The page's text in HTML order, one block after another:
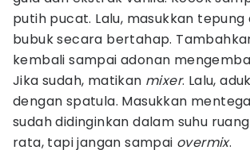
putih pucat. Lalu, masukkan tepung
bubuk secara bertahap.
kembali sampai adonan
Jika sudah, matikan mixer. Lalu,
dengan spatula. Masukkan
sudah didinginkan dalam suhu
rata, tapi jangan sampai overmix.